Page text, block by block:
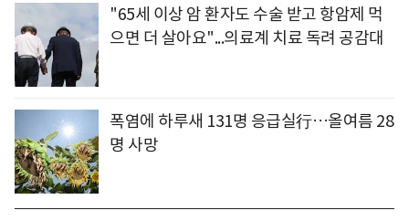
"65세 이상 암 환자도 수술 받고 항암제 먹
으면 더 살아요"...의료계 치료 독려 공감대
폭염에 하루새 131명 응급실行…올여름 28
명 사망